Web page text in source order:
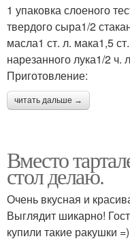
1 упаковка слоеного
твердого сыра1/2
масла1 ст. л. мака1,5
нарезанного лука1/2 ч.
Приготовление:
читать дальше →
Вместо
стол делаю.
Очень вкусная и
Выглядит шикарно!
купили такие ракушки =)